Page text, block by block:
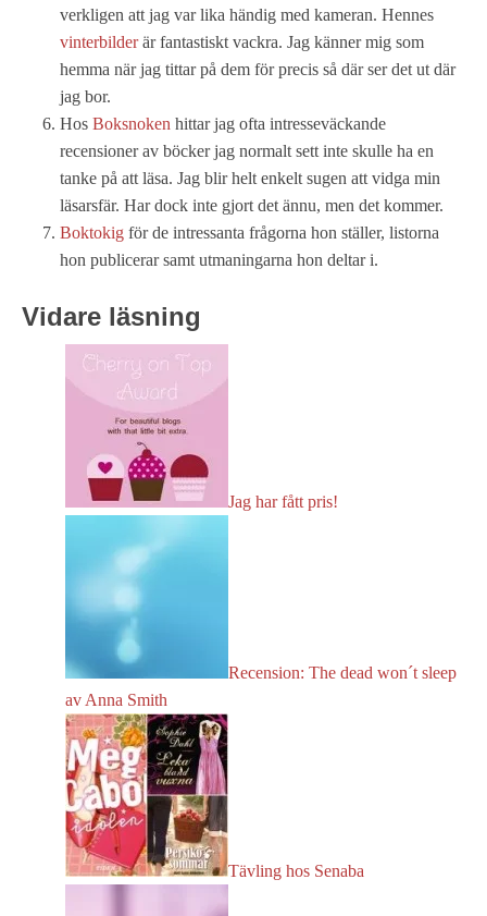
verkligen att jag var lika händig med kameran. Hennes
vinterbilderär fantastiskt vackra. Jag känner mig som
hemma när jag tittar på dem för precis så där ser det ut där
jag bor.
Hos Boksnoken hittar jag ofta intresseväckande
recensioner av böcker jag normalt sett inte skulle ha en
tanke på att läsa. Jag blir helt enkelt sugen att vidga min
läsarsfär. Har dock inte gjort det ännu, men det kommer.
Boktokig för de intressanta frågorna hon ställer, listorna
hon publicerar samt utmaningarna hon deltar i.
Vidare läsning
Jag har fått pris!
Recension: The dead won´t sleep
av Anna Smith
Tävling hos Senaba